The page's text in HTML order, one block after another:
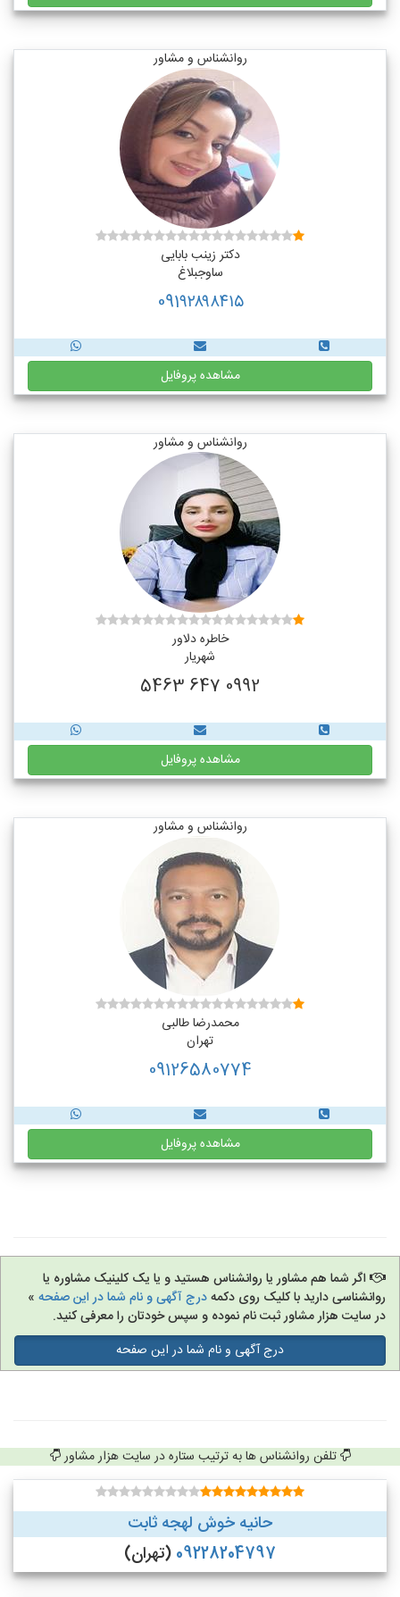
روانشناس و مشاور
دکتر زینب بابایی
ساوجبلاغ
091۹۲۸۹۸۴۱۵
مشاهده پروفایل
روانشناس و مشاور
خاطره دلاور
شهریار
0992 647 5463
مشاهده پروفایل
روانشناس و مشاور
محمدرضا طالبی
تهران
09126580774
مشاهده پروفایل
اگر شما هم مشاور یا روانشناس هستید و یا یک کلینیک مشاوره یا
روانشناسی دارید با کلیک روی دکمهدرج آگهی و نام شما در این صفحه »
در سایت هزار مشاور ثبت نام نموده و سپس خودتان را معرفی کنید.
درج آگهی و نام شما در این صفحه
تلفن روانشناس ها به ترتیب ستاره در سایت هزار مشاور
حانیه خوش لهجه ثابت
09228204797 (تهران)